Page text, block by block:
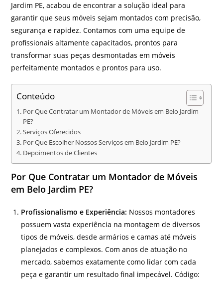
Jardim PE, acabou de encontrar a solução ideal para
garantir que seus móveis sejam montados com precisão,
segurança e rapidez. Contamos com uma equipe de
profissionais altamente capacitados, prontos para
transformar suas peças desmontadas em móveis
perfeitamente montados e prontos para uso.
Conteúdo
Por Que Contratar um Montador de Móveis em Belo Jardim
PE?
Serviços Oferecidos
Por Que Escolher Nossos Serviços em Belo Jardim PE?
Depoimentos de Clientes
Por Que Contratar um Montador de Móveis
em Belo Jardim PE?
Profissionalismo e Experiência: Nossos montadores
possuem vasta experiência na montagem de diversos
tipos de móveis, desde armários e camas até móveis
planejados e complexos. Com anos de atuação no
mercado, sabemos exatamente como lidar com cada
peça e garantir um resultado final impecável. Código: